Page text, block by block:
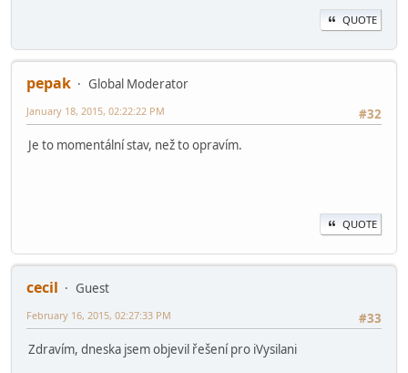
QUOTE
pepak
Global Moderator
#32
January 18, 2015, 02:22:22 PM
Je to momentální stav, než to opravím.
QUOTE
cecil
Guest
#33
February 16, 2015, 02:27:33 PM
Zdravím, dneska jsem objevil řešení pro iVysilani